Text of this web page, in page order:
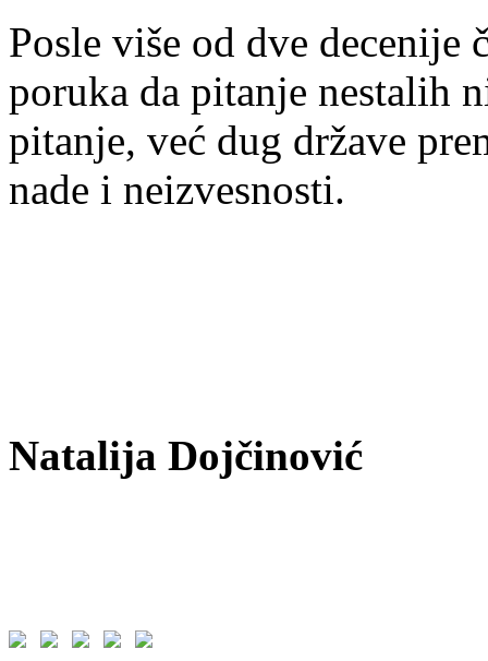
Posle više od dve decenije
poruka da pitanje nestalih
pitanje, već dug države
nade i neizvesnosti.
Natalija Dojčinović